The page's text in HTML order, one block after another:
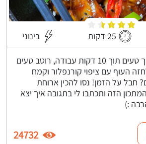
25 דקות בינוני
עוף חמוץ מתוק פריך טעים תוך 10 דקות עבודה, רוטב טעים
לחזה העוף עם ציפוי קורנפלור וקמח
חבל על הזמן! נסו להכין ארוחת
הזה ותכתבו לי בתגובה איך יצא
:)
24732